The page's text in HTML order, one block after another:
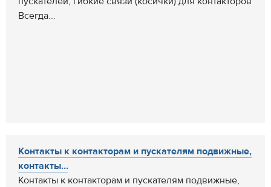
Всегда...
Контакты к контакторам и пускателям подвижные,
контакты...
Контакты к контакторам и пускателям подвижные,